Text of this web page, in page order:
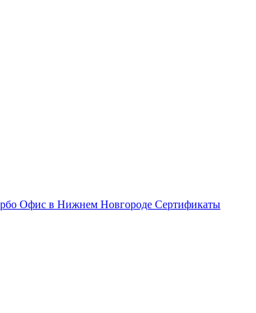
Офис в Нижнем Новгороде Сертификаты